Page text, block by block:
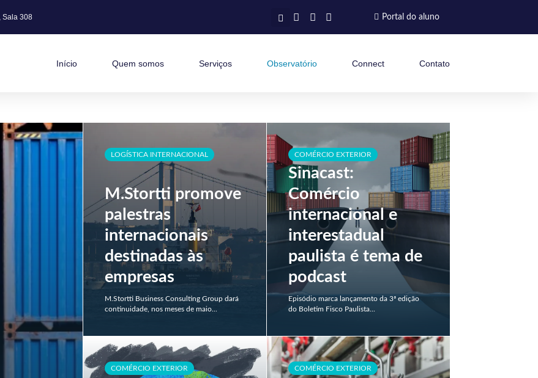
Sala 308 Portal do aluno
Início Quem somos Serviços Observatório Connect Contato
LOGÍSTICA INTERNACIONAL
M.Stortti promove
palestras
internacionais
destinadas às
empresas
M.Stortti Business Consulting Group dará
continuidade, nos meses de maio...
COMÉRCIO EXTERIOR
Sinacast:
Comércio
internacional e
interestadual
paulista é tema de
podcast
Episódio marca lançamento da 3ª edição
do Boletim Fisco Paulista...
COMÉRCIO EXTERIOR COMÉRCIO EXTERIOR